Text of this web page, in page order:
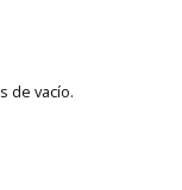
de vacío.